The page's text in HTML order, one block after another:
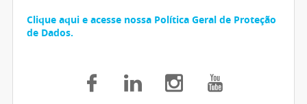
Clique aqui e acesse nossa Política Geral de Proteção
de Dados.